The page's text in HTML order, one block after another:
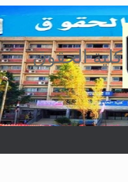
كلية الحقوق